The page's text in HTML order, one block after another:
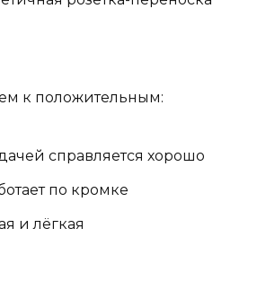
к положительным:
справляется хорошо
по кромке
и лёгкая